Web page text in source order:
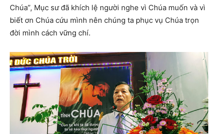
Chúa”, Mục sư đã khích lệ người nghe vì Chúa muốn và vì
biết ơn Chúa cứu mình nên chúng ta phục vụ Chúa trọn
đời mình cách vững chí.